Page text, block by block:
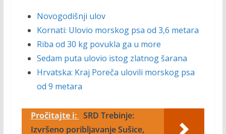
Novogodišnji ulov
Kornati: Ulovio morskog psa od 3,6 metara
Riba od 30 kg povukla ga u more
Sedam puta ulovio istog zlatnog šarana
Hrvatska: Kraj Poreča ulovili morskog psa
od 9 metara
Pročitajte i: SRD Trebinje:
Izvršeno poribljavanje Sušice,